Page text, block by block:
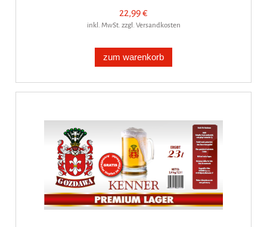
22,99 €
inkl. MwSt. zzgl. Versandkosten
zum warenkorb